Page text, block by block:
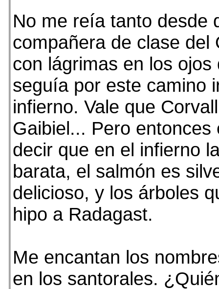
No me reía tanto desde
compañera de clase del
con lágrimas en los ojos
seguía por este camino
infierno. Vale que
Gaibiel... Pero entonces
decir que en el infierno
barata, el salmón es
delicioso, y los árboles
hipo a Radagast.
Me encantan los
en los santorales.